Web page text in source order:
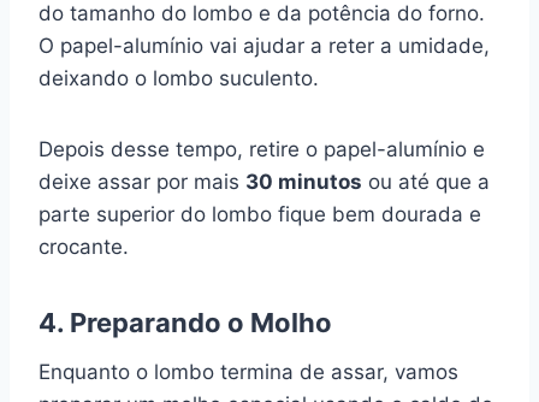
do tamanho do lombo e da potência do forno.
O papel-alumínio vai ajudar a reter a umidade,
deixando o lombo suculento.
Depois desse tempo, retire o papel-alumínio e
deixe assar por mais 30 minutos ou até que a
parte superior do lombo fique bem dourada e
crocante.
4. Preparando o Molho
Enquanto o lombo termina de assar, vamos